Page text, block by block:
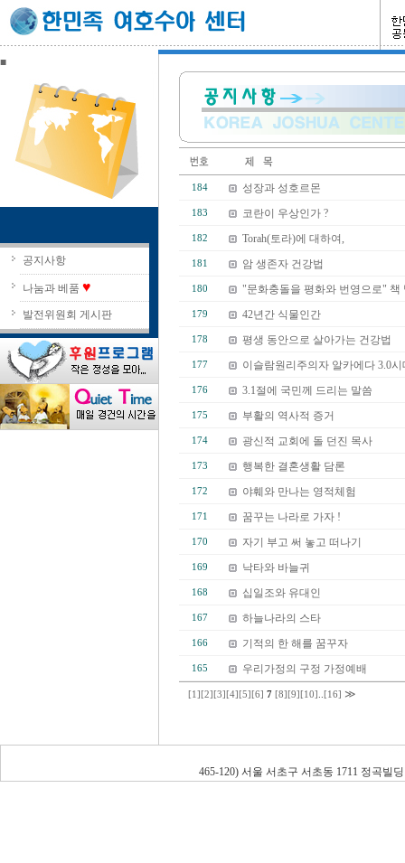
■
공지사항
나눔과 베품 ♥
발전위원회 게시판
184 성장과 성호르몬
183 코란이 우상인가 ?
182 Torah(토라)에 대하여,
181 암 생존자 건강법
180 "문화충돌을 평화와 번영으로" 책
179 42년간 식물인간
178 평생 동안으로 살아가는 건강법
177 이슬람원리주의자 알카에다 3.0시
176 3.1절에 국민께 드리는 말씀
175 부활의 역사적 증거
174 광신적 교회에 돌 던진 목사
173 행복한 결혼생활 담론
172 야훼와 만나는 영적체험
171 꿈꾸는 나라로 가자 !
170 자기 부고 써 놓고 떠나기
169 낙타와 바늘귀
168 십일조와 유대인
167 하늘나라의 스타
166 기적의 한 해를 꿈꾸자
165 우리가정의 구정 가정예배
[1] [2] [3] [4] [5] [6] 7 [8] [9] [10] [16] ≫
465-120) 서울 서초구 서초동 1711 정곡빌